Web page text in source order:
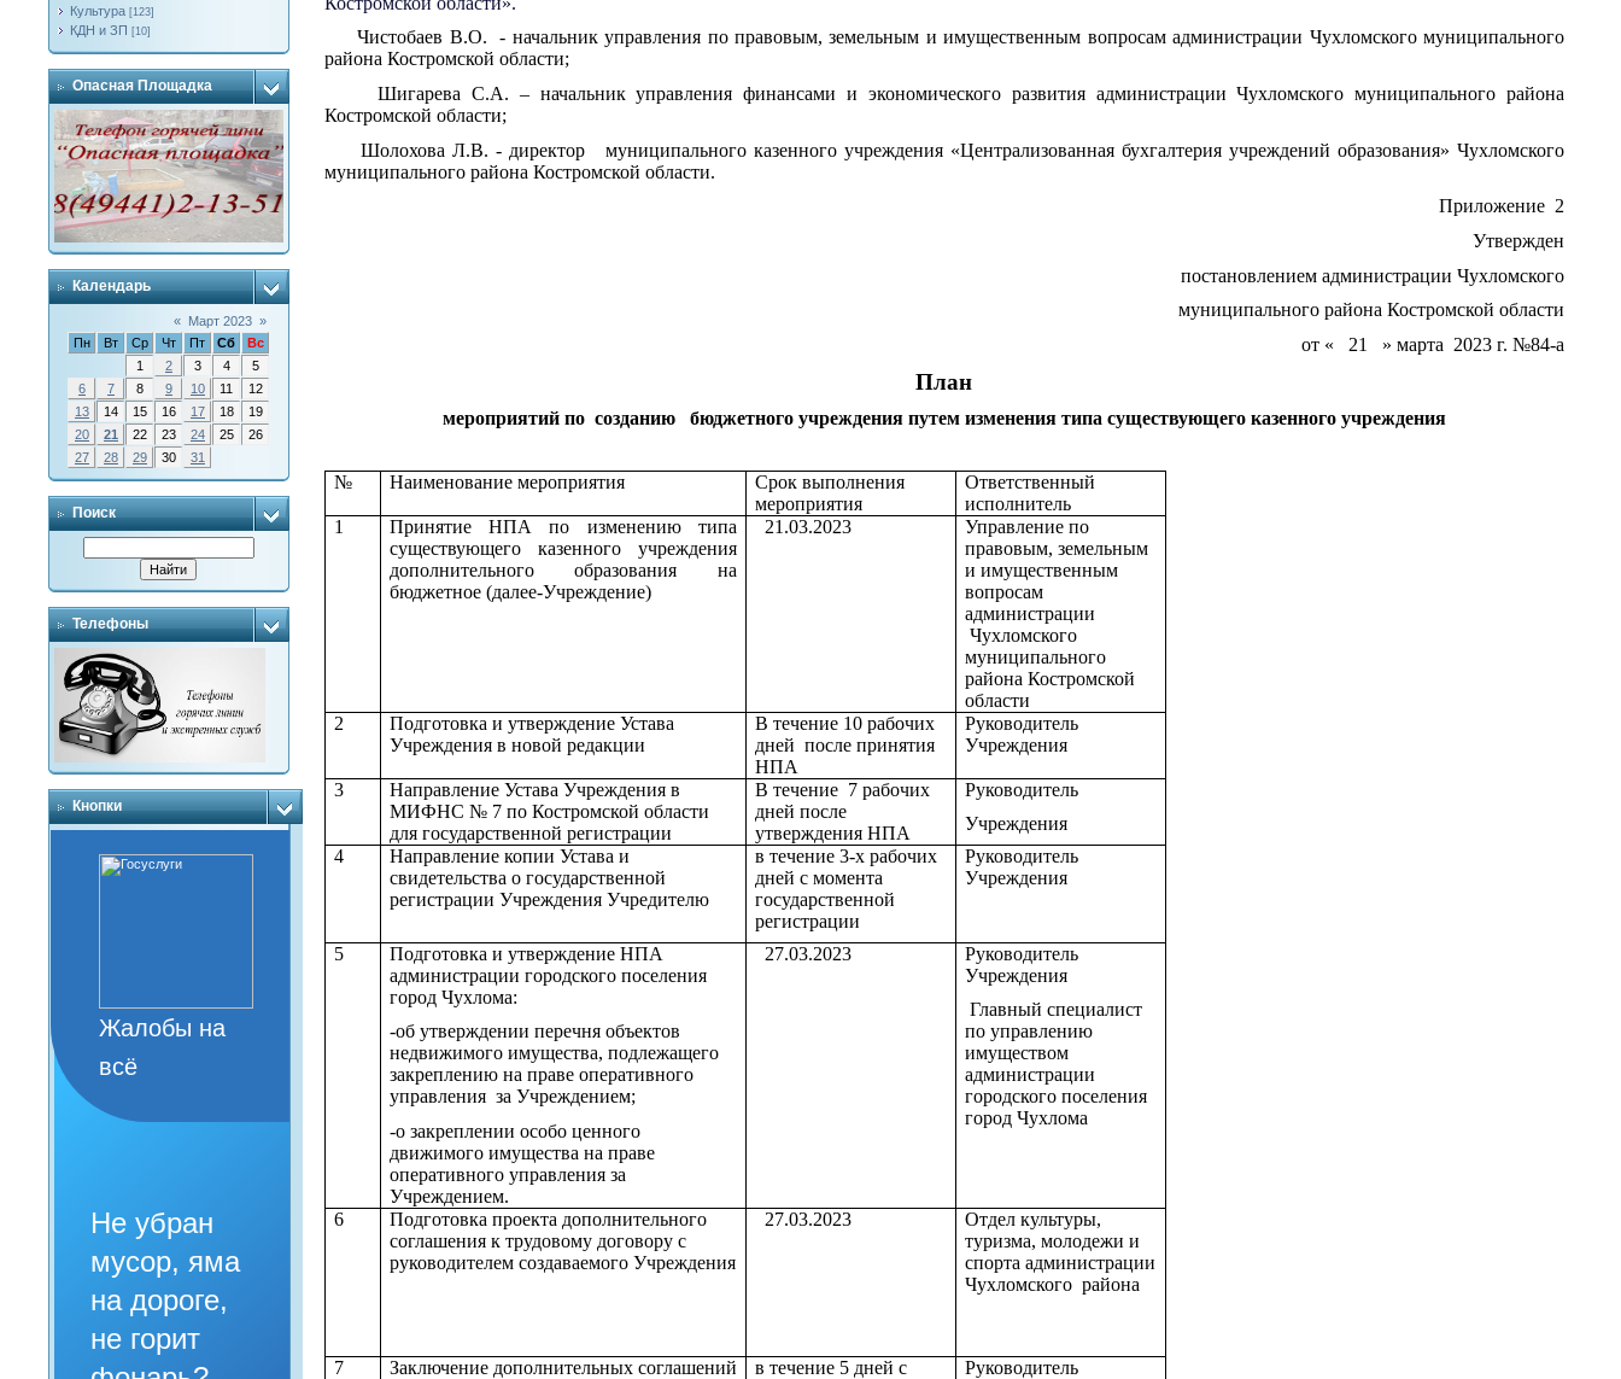
Культура [123]
КДН и ЗП [10]
Опасная Площадка
Календарь
« Март 2023 »
Пн
Вт Ср Чт Пт Сб
Вс
1
2 3 4
5
6
7 8 9 10 11
12
13
14 15 16 17 18
19
20
21 22 23 24 25
26
27
28 29 30 31
Поиск
Телефоны
Кнопки
Жалобы на
всё
Не убран
мусор, яма
на дороге,
не горит
Чистобаев В.О. - начальник управления по правовым, земельным и имущественным вопросам администрации Чухломского муниципального
района Костромской области;
Шигарева С.А. – начальник управления финансами и экономического развития администрации Чухломского муниципального района
Костромской области;
Шолохова Л.В. - директор муниципального казенного учреждения «Централизованная бухгалтерия учреждений образования» Чухломского
муниципального района Костромской области.
Приложение 2
Утвержден
постановлением администрации Чухломского
муниципального района Костромской области
от « 21 » марта 2023 г. №84-а
План
мероприятий по созданию бюджетного учреждения путем изменения типа существующего казенного учреждения
№ Наименование мероприятия
Срок выполнения
мероприятия
Ответственный
исполнитель
1
Принятие НПА по изменению типа
существующего казенного учреждения
дополнительного образования на
бюджетное (далее-Учреждение)
21.03.2023
Управление по
правовым, земельным
и имущественным
вопросам
администрации
Чухломского
муниципального
района Костромской
области
2
Подготовка и утверждение Устава
Учреждения в новой редакции
В течение 10 рабочих
дней после принятия
НПА
Руководитель
Учреждения
3
Направление Устава Учреждения в
МИФНС № 7 по Костромской области
для государственной регистрации
В течение 7 рабочих
дней после
утверждения НПА
Руководитель
Учреждения
4
Направление копии Устава и
свидетельства о государственной
регистрации Учреждения Учредителю
в течение 3-х рабочих
дней с момента
государственной
регистрации
Руководитель
Учреждения
5
Подготовка и утверждение НПА
администрации городского поселения
город Чухлома:
-об утверждении перечня объектов
недвижимого имущества, подлежащего
закреплению на праве оперативного
управления за Учреждением;
-о закреплении особо ценного
движимого имущества на праве
оперативного управления за
Учреждением.
27.03.2023
Руководитель
Учреждения
Главный специалист
по управлению
имуществом
администрации
городского поселения
город Чухлома
6
Подготовка проекта дополнительного
соглашения к трудовому договору с
руководителем создаваемого Учреждения
27.03.2023
Отдел культуры,
туризма, молодежи и
спорта администрации
Чухломского района
7
Заключение дополнительных соглашений
в течение 5 дней с
Руководитель